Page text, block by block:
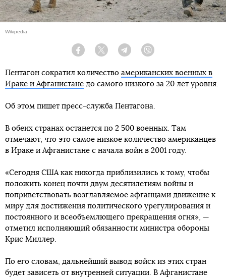
Wikipedia
Facebook Twitter Telegram
Пентагон сократил количество американских военных в
Ираке и Афганистане до самого низкого за 20 лет уровня.
Об этом пишет пресс-служба Пентагона.
В обеих странах останется по 2 500 военных. Там
отмечают, что это самое низкое количество американцев
в Ираке и Афганистане с начала войн в 2001 году.
«Сегодня США как никогда приблизились к тому, чтобы
положить конец почти двум десятилетиям войны и
поприветствовать возглавляемое афганцами движение к
миру для достижения политического урегулирования и
постоянного и всеобъемлющего прекращения огня», —
отметил исполняющий обязанности министра обороны
Крис Миллер.
По его словам, дальнейший вывод войск из этих стран
будет зависеть от внутренней ситуации. В Афганистане